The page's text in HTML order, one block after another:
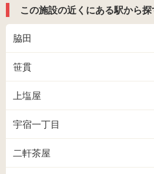
この施設の近くにある駅から探
脇田
笹貫
上塩屋
宇宿一丁目
二軒茶屋